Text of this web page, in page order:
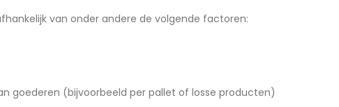
van onder andere de volgende factoren:
goederen (bijvoorbeeld per pallet of losse producten)